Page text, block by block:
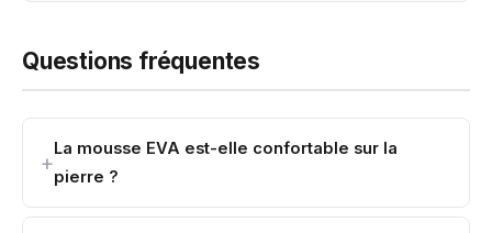
Questions fréquentes
La mousse EVA est-elle confortable sur la
pierre ?